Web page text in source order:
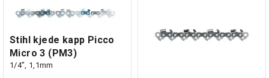
Stihl kjede kapp Picco
Micro 3 (PM3)
1/4", 1,1mm